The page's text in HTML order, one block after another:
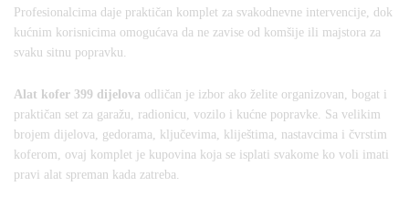
Profesionalcima daje praktičan komplet za svakodnevne intervencije, dok
kućnim korisnicima omogućava da ne zavise od komšije ili majstora za
svaku sitnu popravku.
Alat kofer 399 dijelova odličan je izbor ako želite organizovan, bogat i
praktičan set za garažu, radionicu, vozilo i kućne popravke. Sa velikim
brojem dijelova, gedorama, ključevima, kliještima, nastavcima i čvrstim
koferom, ovaj komplet je kupovina koja se isplati svakome ko voli imati
pravi alat spreman kada zatreba.